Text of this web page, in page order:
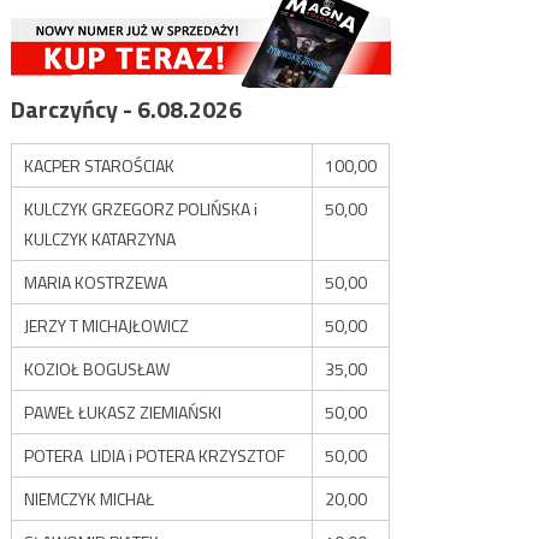
Darczyńcy - 6.08.2026
KACPER STAROŚCIAK
100,00
KULCZYK GRZEGORZ POLIŃSKA i
KULCZYK KATARZYNA
50,00
MARIA KOSTRZEWA
50,00
JERZY T MICHAJŁOWICZ
50,00
KOZIOŁ BOGUSŁAW
35,00
PAWEŁ ŁUKASZ ZIEMIAŃSKI
50,00
POTERA LIDIA i POTERA KRZYSZTOF
50,00
NIEMCZYK MICHAŁ
20,00